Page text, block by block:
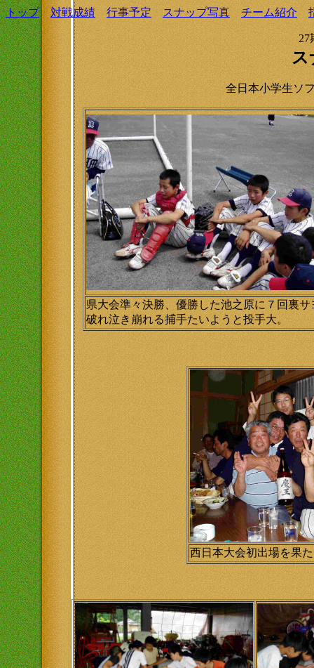
トップ 対戦成績 行事予定 スナップ写真 チーム紹介
27
ス
全日本小学生ソ
県大会準々決勝、優勝した池之原に７回裏サ
破れ泣き崩れる捕手たいようと投手大。
西日本大会初出場を果